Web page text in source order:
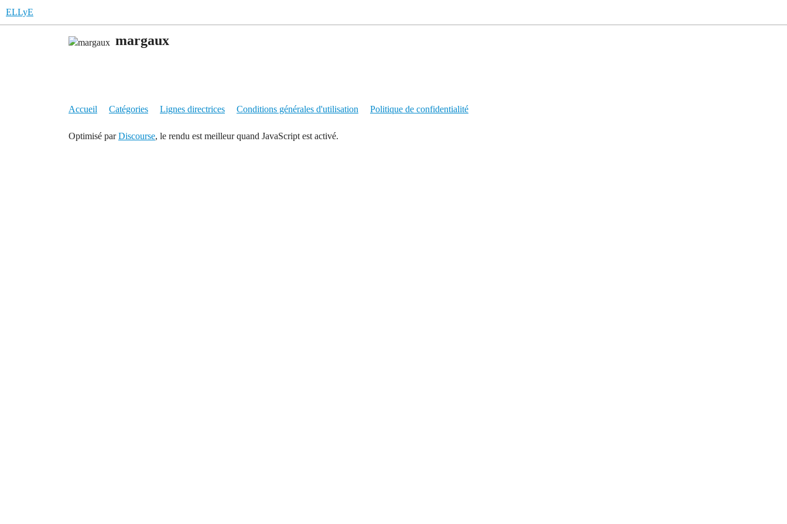
ELLyE
margaux
Accueil Catégories Lignes directrices Conditions générales d'utilisation Politique de confidentialité
Optimisé parDiscourse, le rendu est meilleur quand JavaScript est activé.